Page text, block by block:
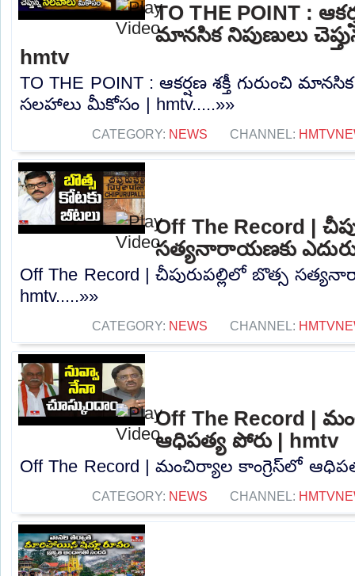
TO THE POINT :
మానసిక నిపుణులు
hmtv
TO THE POINT : ఆకర్షణ శక్తీ గురుంచి మానసిక
సలహాలు మీకోసం | hmtv.....»»
CATEGORY: NEWS CHANNEL:
Off The Record |
సత్యనారాయణకు
Off The Record | చీపురుపల్లిలో బొత్స
hmtv.....»»
CATEGORY: NEWS CHANNEL:
Off The Record |
ఆధిపత్య పోరు | hmtv
Off The Record | మంచిర్యాల కాంగ్రెస్‌లో
CATEGORY: NEWS CHANNEL: